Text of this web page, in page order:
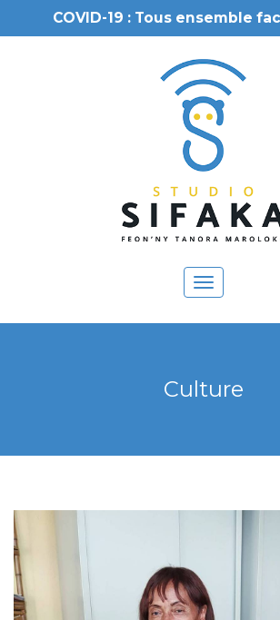
COVID-19 : Tous ensemble
Toggle
navigation
Culture